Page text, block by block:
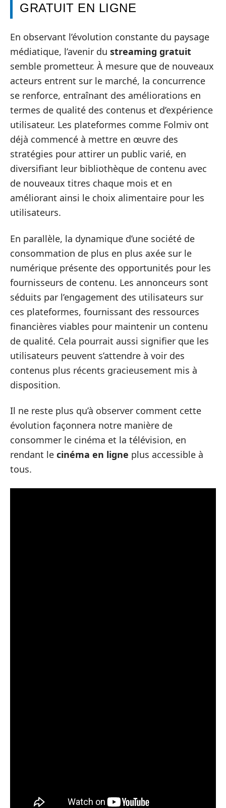
GRATUIT EN LIGNE
En observant l’évolution constante du paysage
médiatique, l’avenir du streaming gratuit
semble prometteur. À mesure que de nouveaux
acteurs entrent sur le marché, la concurrence
se renforce, entraînant des améliorations en
termes de qualité des contenus et d’expérience
utilisateur. Les plateformes comme Folmiv ont
déjà commencé à mettre en œuvre des
stratégies pour attirer un public varié, en
diversifiant leur bibliothèque de contenu avec
de nouveaux titres chaque mois et en
améliorant ainsi le choix alimentaire pour les
utilisateurs.
En parallèle, la dynamique d’une société de
consommation de plus en plus axée sur le
numérique présente des opportunités pour les
fournisseurs de contenu. Les annonceurs sont
séduits par l’engagement des utilisateurs sur
ces plateformes, fournissant des ressources
financières viables pour maintenir un contenu
de qualité. Cela pourrait aussi signifier que les
utilisateurs peuvent s’attendre à voir des
contenus plus récents gracieusement mis à
disposition.
Il ne reste plus qu’à observer comment cette
évolution façonnera notre manière de
consommer le cinéma et la télévision, en
rendant le cinéma en ligne plus accessible à
tous.